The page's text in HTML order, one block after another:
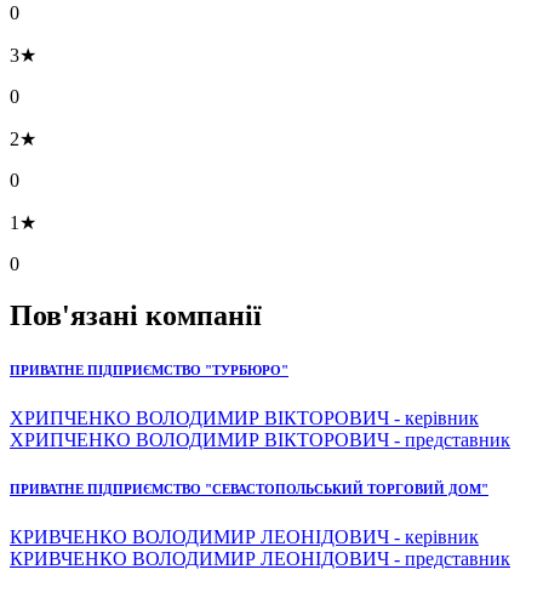
0
3★
0
2★
0
1★
0
Пов'язані компанії
ПРИВАТНЕ ПІДПРИЄМСТВО "ТУРБЮРО"
ХРИПЧЕНКО ВОЛОДИМИР ВІКТОРОВИЧ - керівник
ХРИПЧЕНКО ВОЛОДИМИР ВІКТОРОВИЧ - представник
ПРИВАТНЕ ПІДПРИЄМСТВО "СЕВАСТОПОЛЬСЬКИЙ ТОРГОВИЙ ДОМ"
КРИВЧЕНКО ВОЛОДИМИР ЛЕОНІДОВИЧ - керівник
КРИВЧЕНКО ВОЛОДИМИР ЛЕОНІДОВИЧ - представник